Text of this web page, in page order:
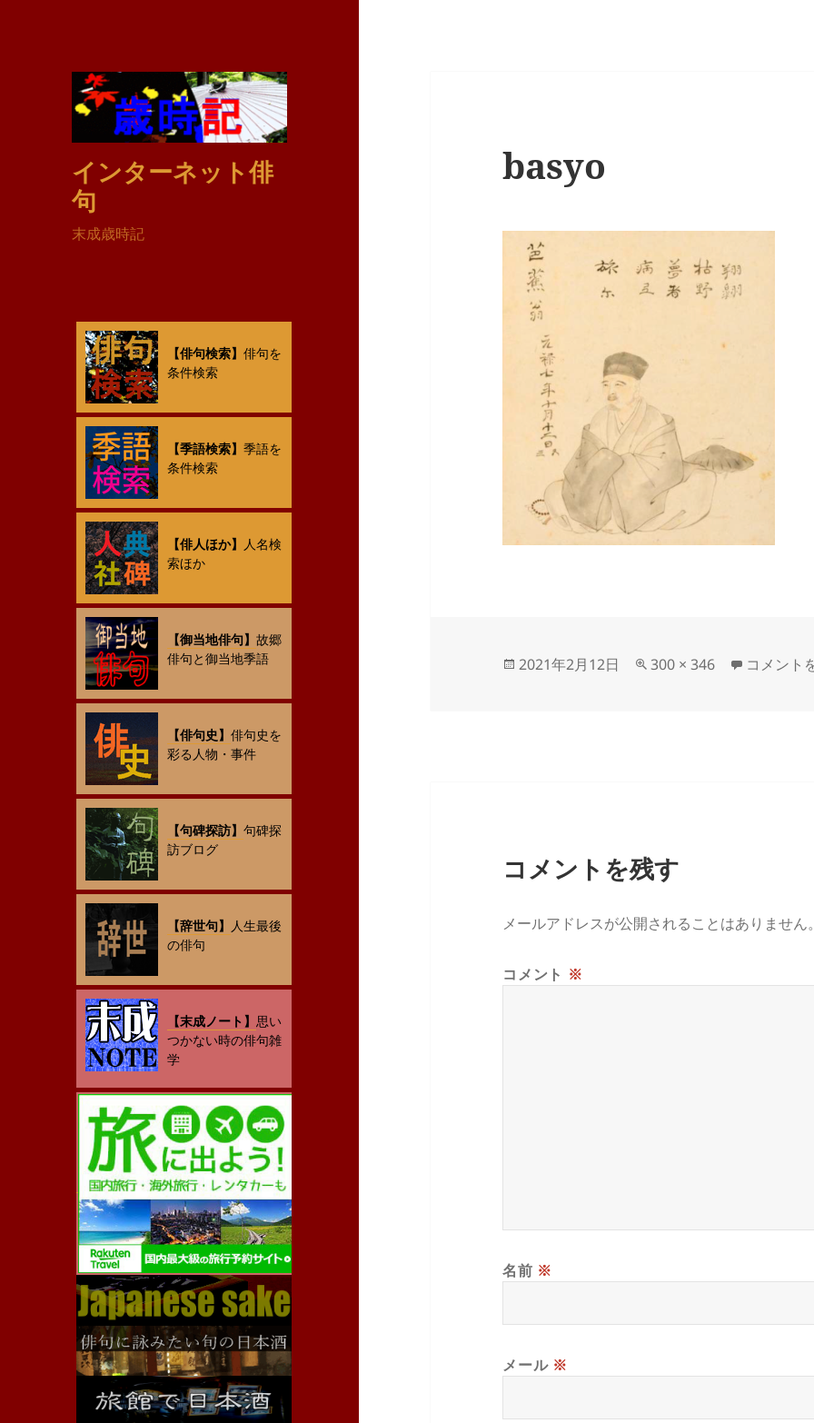
インターネット俳
句
末成歳時記
【俳句検索】俳句を
条件検索
【季語検索】季語を
条件検索
【俳人ほか】 人名検
索ほか
【御当地俳句】故郷
俳句と御当地季語
【俳句史】俳句史を
彩る人物・事件
【句碑探訪】句碑探
訪ブログ
【辞世句】 人生最後
の俳句
【末成ノート】 思い
つかない時の俳句雑
学
basyo
投
2021年2月12日
フ
300 × 346 basyo に
コメント
コメントを残す
メールアドレスが公開されることはありません
コメント ※
名前 ※
メール ※